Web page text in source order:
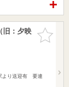
お気に入
りに追加
：夕映
より送迎有 要連